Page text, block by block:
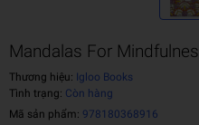
Mandalas For
Thương hiệu: Igloo Books
Tình trạng: Còn hàng
Mã sản phẩm: 978180368916